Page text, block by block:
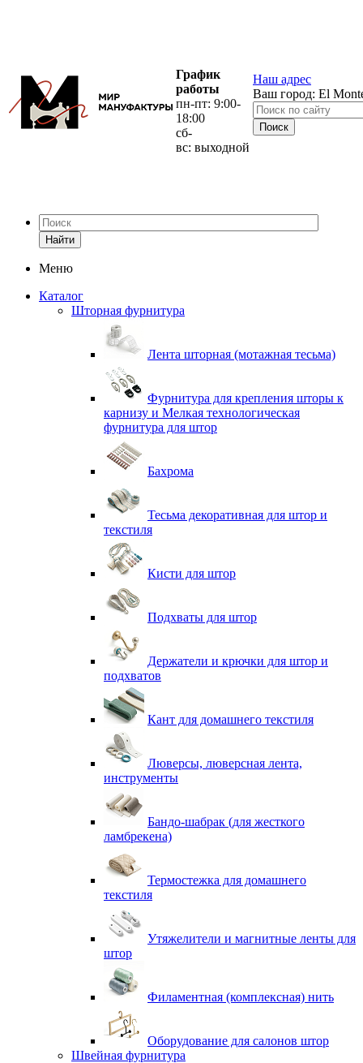
График
работы
пн-пт: 9:00-
18:00
сб-
вс: выходной
Наш адрес
Ваш город: El
Найти
Меню
Каталог
Шторная фурнитура
Лента шторная (мотажная тесьма)
Фурнитура для крепления шторы к
карнизу и Мелкая технологическая
фурнитура для штор
Бахрома
Тесьма декоративная для штор и
текстиля
Кисти для штор
Подхваты для штор
Держатели и крючки для штор и
подхватов
Кант для домашнего текстиля
Люверсы, люверсная лента,
инструменты
Бандо-шабрак (для жесткого
ламбрекена)
Термостежка для домашнего
текстиля
Утяжелители и магнитные ленты для
штор
Филаментная (комплексная) нить
Оборудование для салонов штор
Швейная фурнитура